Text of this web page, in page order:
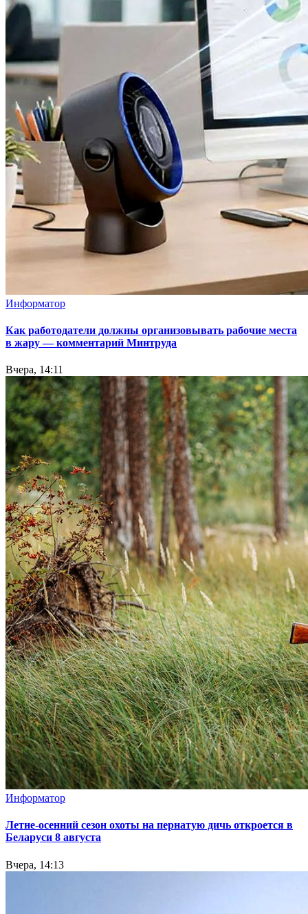
Информатор
Как работодатели должны организовывать рабочие места
в жару — комментарий Минтруда
Вчера, 14:11
Информатор
Летне-осенний сезон охоты на пернатую дичь откроется в
Беларуси 8 августа
Вчера, 14:13